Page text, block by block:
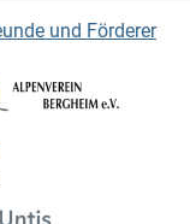
und Förderer